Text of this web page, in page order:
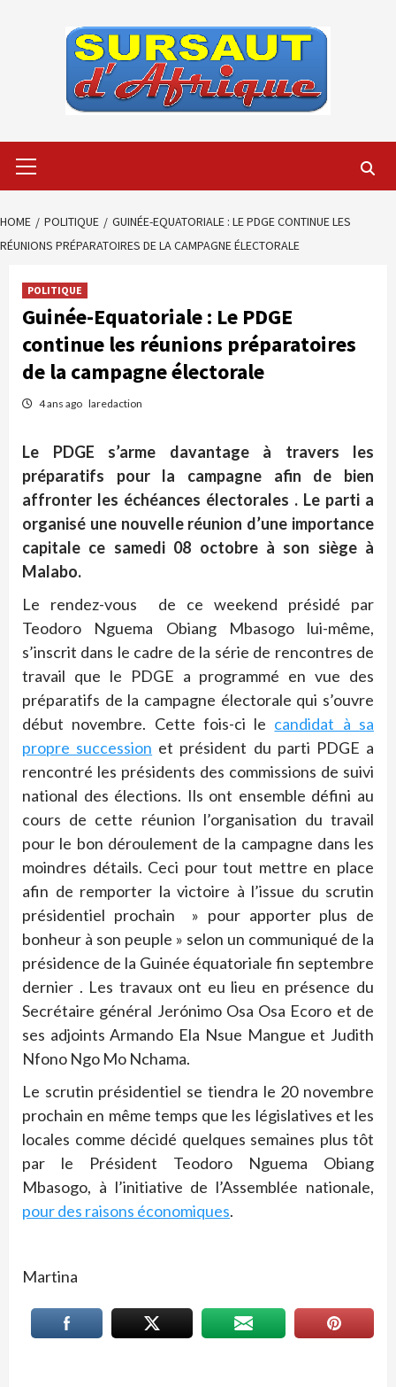
Menu
HOME POLITIQUE
GUINÉE-EQUATORIALE : LE PDGE CONTINUE LES
RÉUNIONS PRÉPARATOIRES DE LA CAMPAGNE ÉLECTORALE
POLITIQUE
Guinée-Equatoriale : Le PDGE
continue les réunions préparatoires
de la campagne électorale
4 ans ago laredaction
Le PDGE s’arme davantage à travers les
préparatifs pour la campagne afin de bien
affronter les échéances électorales . Le parti a
organisé une nouvelle réunion d’une importance
capitale ce samedi 08 octobre à son siège à
Malabo.
Le rendez-vous de ce weekend présidé par
Teodoro Nguema Obiang Mbasogo lui-même,
s’inscrit dans le cadre de la série de rencontres de
travail que le PDGE a programmé en vue des
préparatifs de la campagne électorale qui s’ouvre
début novembre. Cette fois-ci le candidat à sa
propre succession et président du parti PDGE a
rencontré les présidents des commissions de suivi
national des élections. Ils ont ensemble défini au
cours de cette réunion l’organisation du travail
pour le bon déroulement de la campagne dans les
moindres détails. Ceci pour tout mettre en place
afin de remporter la victoire à l’issue du scrutin
présidentiel prochain » pour apporter plus de
bonheur à son peuple » selon un communiqué de la
présidence de la Guinée équatoriale fin septembre
dernier . Les travaux ont eu lieu en présence du
Secrétaire général Jerónimo Osa Osa Ecoro et de
ses adjoints Armando Ela Nsue Mangue et Judith
Nfono Ngo Mo Nchama.
Le scrutin présidentiel se tiendra le 20 novembre
prochain en même temps que les législatives et les
locales comme décidé quelques semaines plus tôt
par le Président Teodoro Nguema Obiang
Mbasogo, à l’initiative de l’Assemblée nationale,
pour des raisons économiques.
Martina